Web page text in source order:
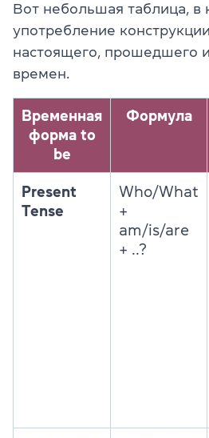
Вот небольшая таблица, в
употребление конструкции
настоящего, прошедшего
времен.
Временная
форма to
be
Формула
Present
Tense
Who/What
+
am/is/are
+ ..?